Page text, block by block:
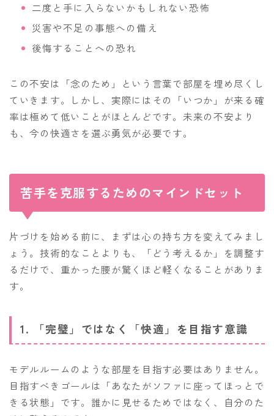
二度と手に入らないかもしれない恐怖
災害や不足の事態への備え
後悔することへの恐れ
この不安は「念のため」という言葉で部屋を埋め尽くし
ていきます。しかし、実際にはその「いつか」が来る確
率は極めて低いことがほとんどです。未来の不安より
も、今の快適さを選ぶ勇気が必要です。
苦手を克服するためのマインドセット
片づけを始める前に、まずは心の持ち方を変えてみまし
ょう。技術的なことよりも、「どう考えるか」を調整す
るだけで、重かった腰が驚くほど軽くなることがありま
す。
1. 「完璧」ではなく「快適」を目指す意識
モデルルームのような部屋を目指す必要はありません。
目指すべきゴールは「あなたがソファに座ってほっとで
きる状態」です。誰かに見せるためではなく、自分のた